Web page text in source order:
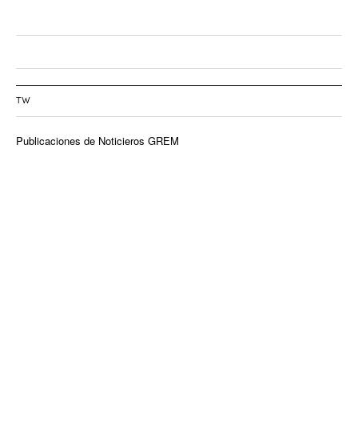
TW
Publicaciones de Noticieros GREM